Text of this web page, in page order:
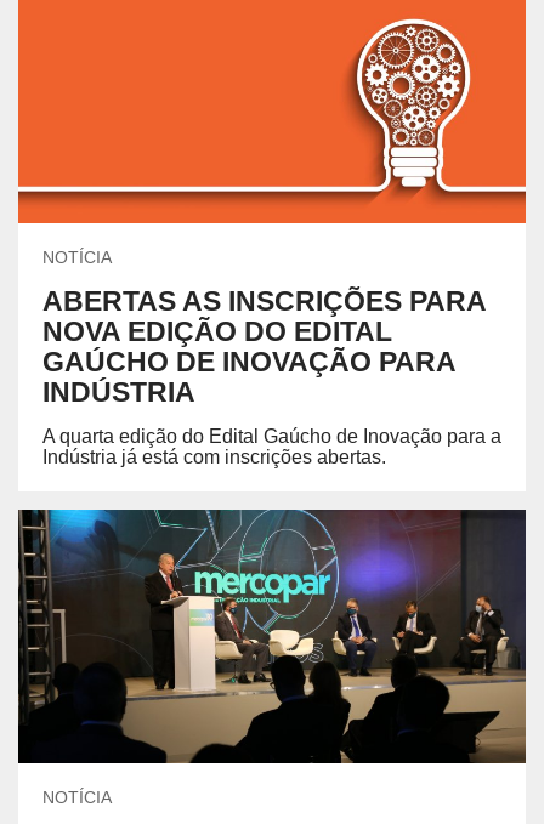
NOTÍCIA
ABERTAS AS INSCRIÇÕES PARA
NOVA EDIÇÃO DO EDITAL
GAÚCHO DE INOVAÇÃO PARA
INDÚSTRIA
A quarta edição do Edital Gaúcho de Inovação para a
Indústria já está com inscrições abertas.
NOTÍCIA